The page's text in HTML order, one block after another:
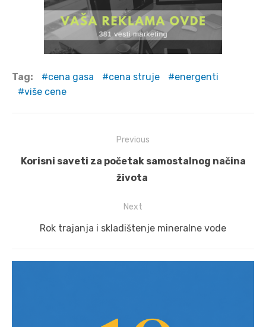
Tag: cena gasa cena struje
energenti
više cene
navigation
Previous
Previous
Korisni saveti za početak samostalnog načina
života
Next
Next
Rok trajanja i skladištenje mineralne vode